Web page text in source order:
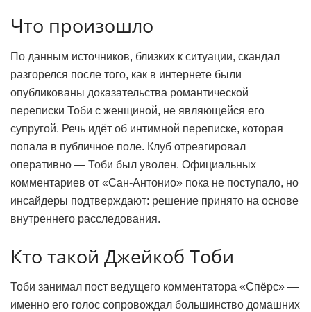
Что произошло
По данным источников, близких к ситуации, скандал
разгорелся после того, как в интернете были
опубликованы доказательства романтической
переписки Тоби с женщиной, не являющейся его
супругой. Речь идёт об интимной переписке, которая
попала в публичное поле. Клуб отреагировал
оперативно — Тоби был уволен. Официальных
комментариев от «Сан-Антонио» пока не поступало, но
инсайдеры подтверждают: решение принято на основе
внутреннего расследования.
Кто такой Джейкоб Тоби
Тоби занимал пост ведущего комментатора «Спёрс» —
именно его голос сопровождал большинство домашних